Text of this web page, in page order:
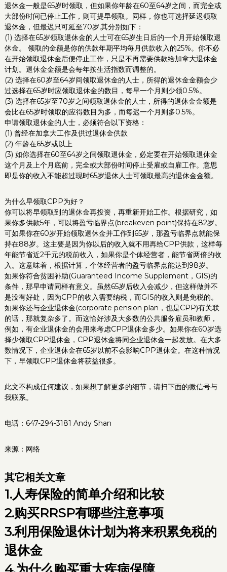
退休金一般是65岁时领取，但如果你年龄在60至64岁之间，而完全或
大部份时间已停止工作，则可提早领取。同样，你也可选择延迟领取
退休金，但最迟只可延至70岁,其分别如下：
(1) 选择在65岁领取退休金的人士可在65岁生日后的一个月开始领取退
休金。 领取的金额是你的供款年期平均每月供款收入的25%。你不必
在开始领取退休金后便停止工作，只是不再需要供款给加拿大退休金
计划。退休金金额是会每年按生活指数而调整的。
(2) 选择在60岁至64岁间领取退休金的人士，所得的退休金金额会少
过选择在65岁时应领取退休金的数目，每早一个月则少领0.5%。
(3) 选择在65岁至70岁之间领取退休金的人士，所得的退休金金额是
会比在65岁时领取的应得数目为多，而每迟一个月则多0.5%。
申请领取退休金的人士，必须符合以下资格：
(1) 曾经在加拿大工作及供过退休金供款
(2) 年龄在65岁或以上
(3) 如你选择在60至64岁之间领取退休金，必定要在开始领取退休金
这个月及上个月底前，完全或大部份时间停止受雇或自雇工作。意思
即是你的收入不能超过现时65岁退休人士可领取最高的退休金金额。
为什么早领取CPP为好？
你可以将早领取到的退休金再投资，再重新开始工作。根据研究，如
果你多供款5年，可以将盈亏临界点(breakeven point)保持在82岁。
可如果你在60岁开始领取退休金并工作到65岁，那盈亏临界点就能保
持在88岁。这主要是因为你以后的收入就不用再给CPP供款，这样每
年能节省近2千元的税前收入，如果你是个体经营者，能节省两倍的收
入。这意味着，根据计算，个体经营者的盈亏临界点能达到98岁。
如果你符合贫困补助(Guaranteed Income Supplement，GIS)的
条件，那早申请同样有意义。虽然65岁后收入会减少，但这样做并不
是没有好处，因为CPP的收入需要纳税，而GIS的收入则是免税的。
如果你还与企业退休金(corporate pension plan，也是CPP)有关联
的话，那就复杂多了。而这恰好涉及大多数的公共服务雇员和教师，
例如，有企业退休金的会用来考虑CPP退休金多少。如果你在60岁选
择少领取CPP退休金，CPP退休金将同企业退休金一起发放。在大多
数情况下，企业退休金在65岁以前不会影响CPP退休金。在这种情况
下，早领取CPP退休金将获益很多。
此文不构成任何建议，如果想了解更多的细节，请扫下面的微信号与
我联系。
电话：647-294-3181 Andy Shan
来源：网络
其它相关文章
1.人寿保险的简单介绍和比较
2.购买RRSP有哪些注意事项
3.利用保险退休计划为将来积累免税的
退休金
4.为什么购买重大疾病保障